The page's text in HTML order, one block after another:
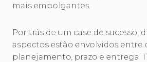
mais empolgantes.
Por trás de um case de sucesso,
aspectos estão envolvidos entre
planejamento, prazo e entrega.